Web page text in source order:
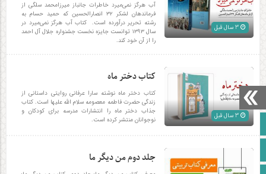
صفحه نخست
آپارات
آب هرگز نمی‌میرد خاطرات جانباز میرزامحمد سلگی از
فرماندهان لشکر ۳۲ انصارالحسین که حمید حسام به
رشته تحریر درآورده است. کتاب آب هرگز نمی‌میرد در
سال ۱۳۹۳ توانست جایزه نخست جشنواره جلال آل احمد
را از آن خود کند.
کتاب دختر ماه
کتاب دختر ماه نوشته سارا عرفانی روایتی داستانی از
زندگی حضرت فاطمه معصومه سلام الله علیها است. کتاب
جذاب دختر ماه را انتشارات مدرسه برای کودکان و
نوجوانان منتشر کرده است.
جلد دوم من دیگر ما